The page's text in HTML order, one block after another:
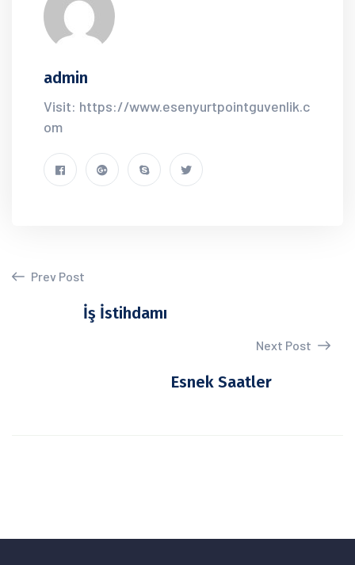
admin
Visit: https://www.esenyurtpointguvenlik.c
om
Prev Post
İş İstihdamı
Next Post
Esnek Saatler